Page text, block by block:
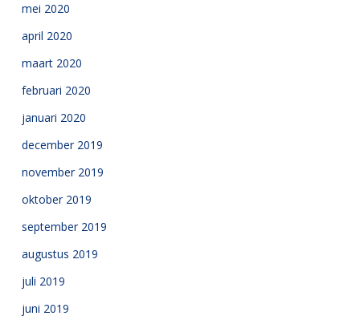
mei 2020
april 2020
maart 2020
februari 2020
januari 2020
december 2019
november 2019
oktober 2019
september 2019
augustus 2019
juli 2019
juni 2019